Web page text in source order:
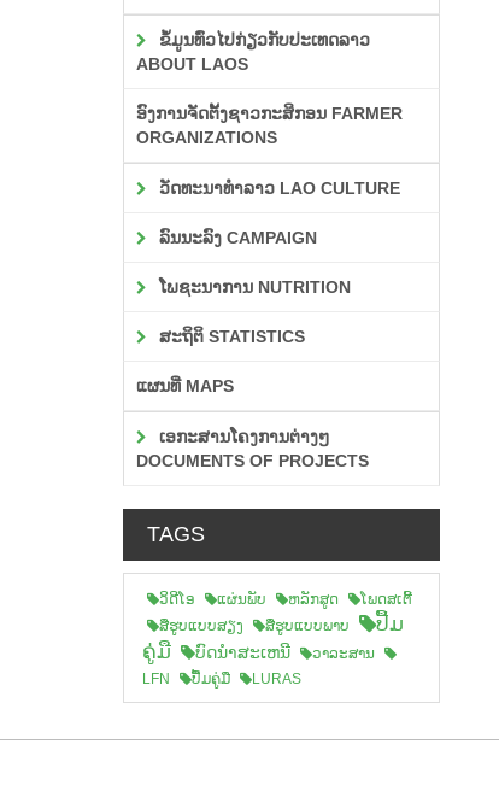
ຂໍ້ມູນທົ່ວໄປກ່ຽວກັບປະເທດລາວ
ABOUT LAOS
ອົງການຈັດຕັ້ງຊາວກະສິກອນ FARMER
ORGANIZATIONS
ວັດທະນາທຳລາວ LAO CULTURE
ລົນນະລົງ CAMPAIGN
ໂພຊະນາການ NUTRITION
ສະຖິຕິ STATISTICS
ແຜນທີ່ MAPS
ເອກະສານໂຄງການຕ່າງໆ
DOCUMENTS OF PROJECTS
TAGS
ວິດີໂອ ແຜ່ນພັບ ຫລັກສູດ
ໂພດສເຕີ້
ສືຮູບແບບສຽງ
ສື່ຮູບແບບພາບ
ປື້ມ
ຄູ່ມື
ບົດນຳສະເຫນີ
ວາລະສານ
LFN
ປື້ມຄູ່ມື LURAS